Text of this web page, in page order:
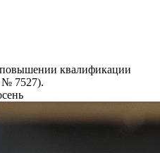
квалификации
7527).